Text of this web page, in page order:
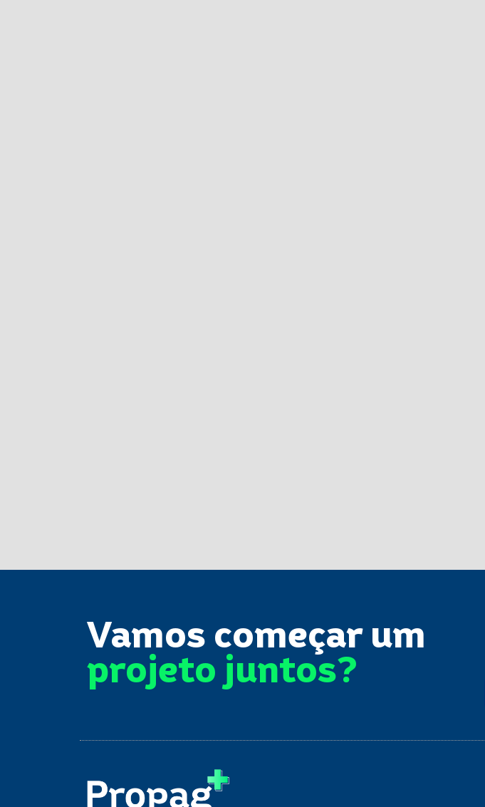
Vamos começar um
projeto juntos?